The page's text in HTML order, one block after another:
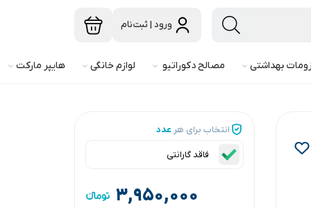
ورود | ثبت‌نام
بهداشتی مصالح دکوراتیو لوازم خانگی هایپر مارکت
انتخاب برای هر عدد
فاقد گارانتی
۳,۹۵۰,۰۰۰